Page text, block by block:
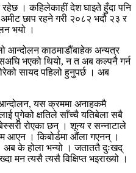
। कहिलेकाहीं देश घाइते हुँदा पनि
छाप रहने गरी २०८२ भदौ २३ र
भयो ।
आन्दोलन काठमाडौंबाहेक अन्यत्र
भएको थियो, न त अब कल्पनै गर्न
सायद पहिलो हुनुपर्छ । अब
यस क्रममा अनाहकमै
पुगेको क्षतिले साँच्चै यतिबेला सबै
रोएका छन् । शून्य र सन्नाटाले
आएन । किबोर्डमा औंला गएनन् ।
अब के होला भन्यो । जताततै दुःखद्
मन त्यसै त्यसै विक्षिप्त भइराख्यो ।